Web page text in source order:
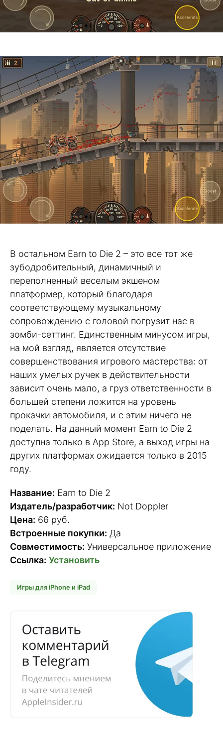
В остальном Earn to Die 2 – это все тот же
зубодробительный, динамичный и
переполненный веселым экшеном
платформер, который благодаря
соответствующему музыкальному
сопровождению с головой погрузит нас в
зомби-сеттинг. Единственным минусом игры,
на мой взгляд, является отсутствие
совершенствования игрового мастерства: от
наших умелых ручек в действительности
зависит очень мало, а груз ответственности в
большей степени ложится на уровень
прокачки автомобиля, и с этим ничего не
поделать. На данный момент Earn to Die 2
доступна только в App Store, а выход игры на
других платформах ожидается только в 2015
году.
Название: Earn to Die 2
Издатель/разработчик: Not Doppler
Цена: 66 руб.
Встроенные покупки: Да
Совместимость: Универсальное приложение
Ссылка: Установить
Игры для iPhone и iPad